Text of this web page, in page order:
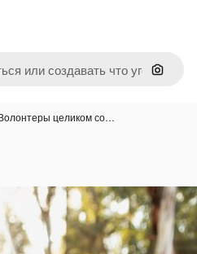
Поиск
целиком со…